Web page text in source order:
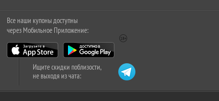
Все наши купоны доступны
через Мобильное Приложение:
Ищите скидки поблизости,
не выходя из чата: